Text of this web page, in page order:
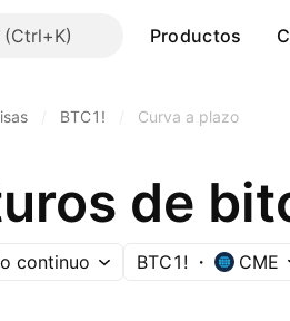
Productos
BTC1! Curva a plazo
de
continuo BTC1! CME